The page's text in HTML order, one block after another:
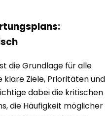
die Grundlage für alle
Ziele, Prioritäten und
dabei die kritischen
die Häufigkeit möglicher